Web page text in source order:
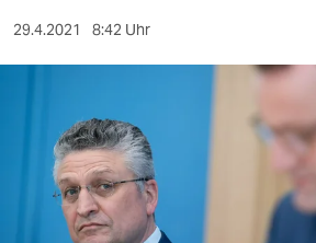
sport
wahrheit
verlag
29.4.2021 8:42 Uhr